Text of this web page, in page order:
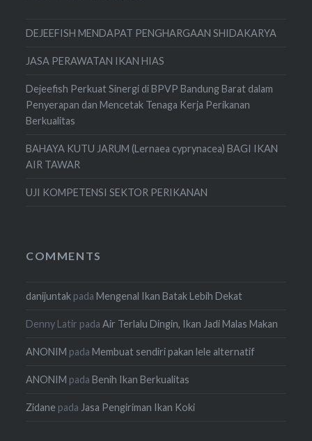
DEJEEFISH MENDAPAT PENGHARGAAN SHIDAKARYA
JASA PERAWATAN IKAN HIAS
Dejeefish Perkuat Sinergi di BPVP Bandung Barat dalam
Penyerapan dan Mencetak Tenaga Kerja Perikanan
Berkualitas
BAHAYA KUTU JARUM (Lernaea cyprynacea) BAGI IKAN
AIR TAWAR
UJI KOMPETENSI SEKTOR PERIKANAN
COMMENTS
danijuntak padaMengenal Ikan Batak Lebih Dekat
Denny Latir padaAir Terlalu Dingin, Ikan Jadi Malas Makan
ANONIM padaMembuat sendiri pakan lele alternatif
ANONIM padaBenih Ikan Berkualitas
Zidane pada Jasa Pengiriman Ikan Koki